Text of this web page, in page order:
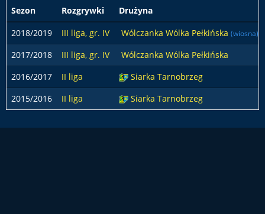
Sezon Rozgrywki
Drużyna
2018/2019
III liga, gr. IV Wólczanka Wólka Pełkińska (wiosna)
2017/2018 III liga, gr. IV
Wólczanka Wólka Pełkińska
2016/2017
II liga
Siarka Tarnobrzeg
2015/2016
II liga Siarka Tarnobrzeg